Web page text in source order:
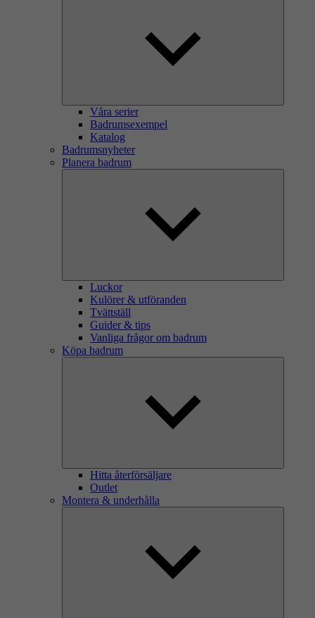
Våra serier
Badrumsexempel
Katalog
Badrumsnyheter
Planera badrum
Luckor
Kulörer & utföranden
Tvättställ
Guider & tips
Vanliga frågor om badrum
Köpa badrum
Hitta återförsäljare
Outlet
Montera & underhålla